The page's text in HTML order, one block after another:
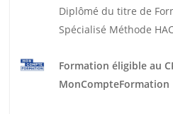
Diplômé du titre de
Spécialisé Méthode
Formation éligible au
MonCompteFormation